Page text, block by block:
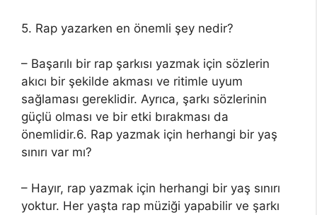
5. Rap yazarken en önemli şey nedir?
– Başarılı bir rap şarkısı yazmak için sözlerin
akıcı bir şekilde akması ve ritimle uyum
sağlaması gereklidir. Ayrıca, şarkı sözlerinin
güçlü olması ve bir etki bırakması da
önemlidir.6. Rap yazmak için herhangi bir yaş
sınırı var mı?
– Hayır, rap yazmak için herhangi bir yaş sınırı
yoktur. Her yaşta rap müziği yapabilir ve şarkı